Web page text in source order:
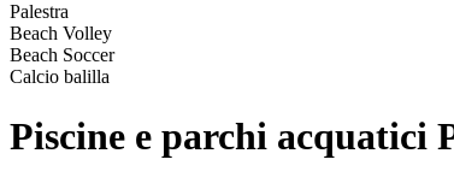
Palestra
Beach Volley
Beach Soccer
Calcio balilla
Piscine e parchi acquatici